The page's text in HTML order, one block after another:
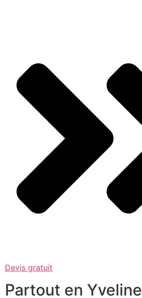
Devis gratuit
Partout en